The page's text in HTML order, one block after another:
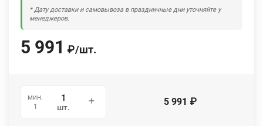
* Дату доставки и самовывоза в праздничные дни уточняйте у
менеджеров.
5 991 ₽/шт.
мин.
1
шт. 5 991 ₽